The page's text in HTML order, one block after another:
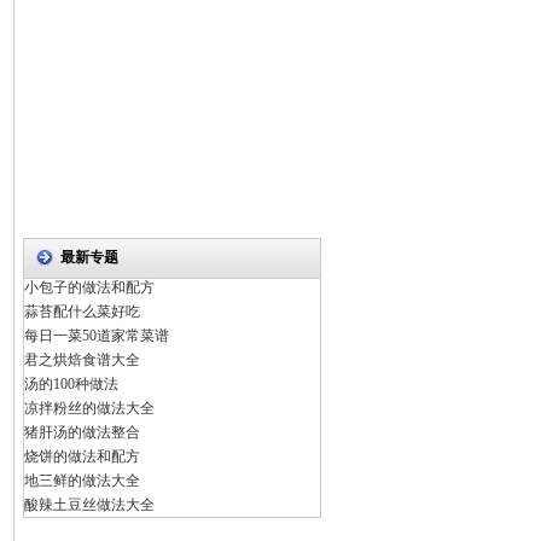
最新专题
小包子的做法和配方
蒜苔配什么菜好吃
每日一菜50道家常菜谱
君之烘焙食谱大全
汤的100种做法
凉拌粉丝的做法大全
猪肝汤的做法整合
烧饼的做法和配方
地三鲜的做法大全
酸辣土豆丝做法大全